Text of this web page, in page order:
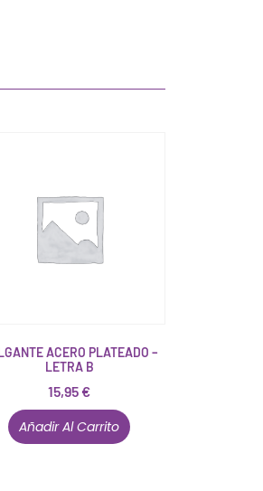
ACERO PLATEADO –
LETRA B
15,95 €
Añadir Al Carrito